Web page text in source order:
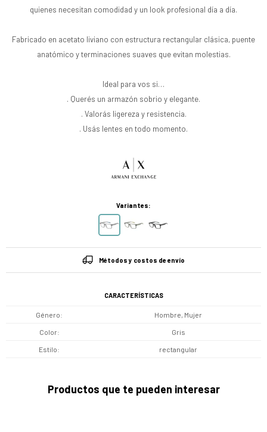
quienes necesitan comodidad y un look profesional día a día.
Fabricado en acetato liviano con estructura rectangular clásica, puente
anatómico y terminaciones suaves que evitan molestias.
Ideal para vos si…
. Querés un armazón sobrio y elegante.
. Valorás ligereza y resistencia.
. Usás lentes en todo momento.
Variantes:
Métodos y costos de envío
CARACTERÍSTICAS
Género Hombre, Mujer
Color Gris
Estilo rectangular
Productos que te pueden interesar